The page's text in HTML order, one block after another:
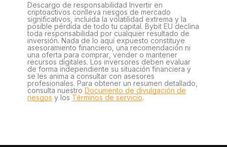
Descargo de responsabilidad Invertir en
criptoactivos conlleva riesgos de mercado
significativos, incluida la volatilidad extrema y la
posible pérdida de todo tu capital. Bybit EU declina
toda responsabilidad por cualquier resultado de
inversión. Nada de lo aquí expuesto constituye
asesoramiento financiero, una recomendación ni
una oferta para comprar, vender o mantener
recursos digitales. Los inversores deben evaluar
de forma independiente su situación financiera y
se les anima a consultar con asesores
profesionales. Para obtener un resumen detallado,
consulta nuestro Documento de divulgación de
riesgos y los Términos de servicio.